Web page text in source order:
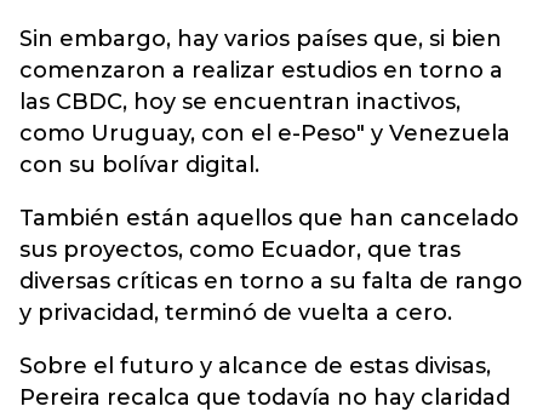
Sin embargo, hay varios países que, si bien
comenzaron a realizar estudios en torno a
las CBDC, hoy se encuentran inactivos,
como Uruguay, con el e-Peso" y Venezuela
con su bolívar digital.
También están aquellos que han cancelado
sus proyectos, como Ecuador, que tras
diversas críticas en torno a su falta de rango
y privacidad, terminó de vuelta a cero.
Sobre el futuro y alcance de estas divisas,
Pereira recalca que todavía no hay claridad